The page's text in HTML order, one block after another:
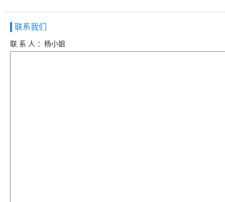
联系我们
联 系 人 ：杨小姐